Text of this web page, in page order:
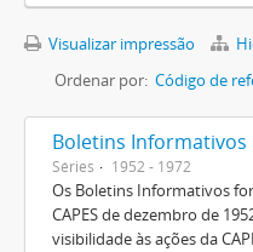
Visualizar impressão
Ordenar por: Código de
Boletins Informativos
Séries 1952 - 1972
Os Boletins Informativos
CAPES de dezembro de
visibilidade às ações da